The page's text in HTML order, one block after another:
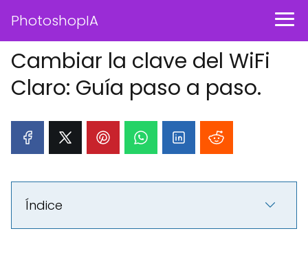
PhotoshopIA
Cambiar la clave del WiFi
Claro: Guía paso a paso.
Índice